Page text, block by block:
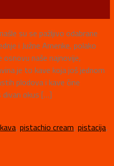
su se pažljivo odabrane
i Južne Amerike, polako
naše najnovije,
je to kave koja još jednom
plodova i kave čine
divan okus […]
kava, pistachio cream, pistacija,